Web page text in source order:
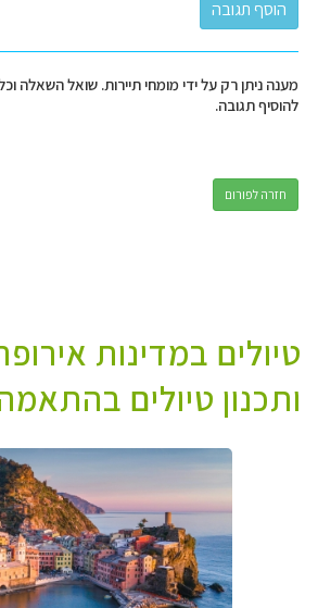
מענה ניתן רק על ידי מומחי תיירות. שואל השאלה
להוסיף תגובה.
חזרה לפורום
טיולים במדינות
ותכנון טיולים